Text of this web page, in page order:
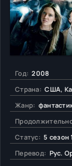
Год: 2008
Страна: США,
Жанр:
Статус: 5 сезон
Перевод: Рус.